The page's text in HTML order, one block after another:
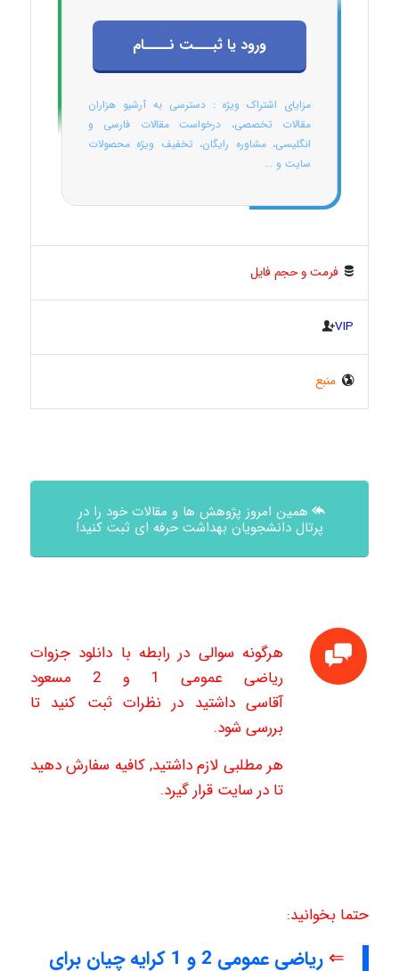
ورود یا ثبـــت نــــام
مزایای اشتراک ویژه : دسترسی به آرشیو هزاران
مقالات تخصصی، درخواست مقالات فارسی و
انگلیسی، مشاوره رایگان، تخفیف ویژه محصولات
سایت و ...
فرمت و حجم فایل
VIP
منبع
همین امروز پژوهش ها و مقالات خود را در
پرتال دانشجویان بهداشت حرفه ای ثبت کنید!
هرگونه سوالی در رابطه با دانلود جزوات
ریاضی عمومی 1 و 2 مسعود
آقاسی داشتید در نظرات ثبت کنید تا
بررسی شود.
هر مطلبی لازم داشتید, کافیه سفارش دهید
تا در سایت قرار گیرد.
حتما بخوانید:
⇐ ریاضی عمومی 2 و 1 کرایه چیان برای